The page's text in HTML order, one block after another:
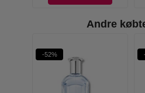
Andre
-52%